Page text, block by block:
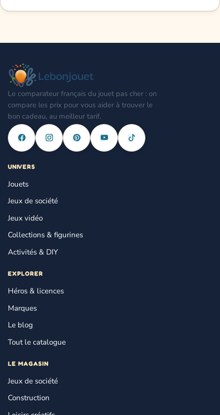
Le comparateur français du jouet pas cher : on
compare les prix pour vous aider à trouver le
bon cadeau, au meilleur tarif.
UNIVERS
Jouets
Jeux de société
Jeux vidéo
Collections & figurines
Activités & DIY
EXPLORER
Héros & licences
Marques
Le blog
Tout le catalogue
LE MAGASIN
Jeux de société
Construction